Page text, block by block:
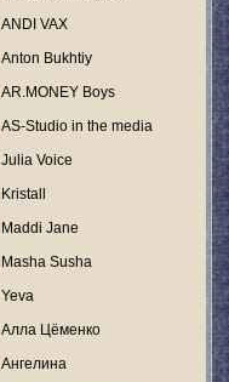
ANDI VAX
Anton Bukhtiy
AR.MONEY Boys
AS-Studio in the media
Julia Voice
Kristall
Maddi Jane
Masha Susha
Yeva
Алла Цёменко
Ангелина